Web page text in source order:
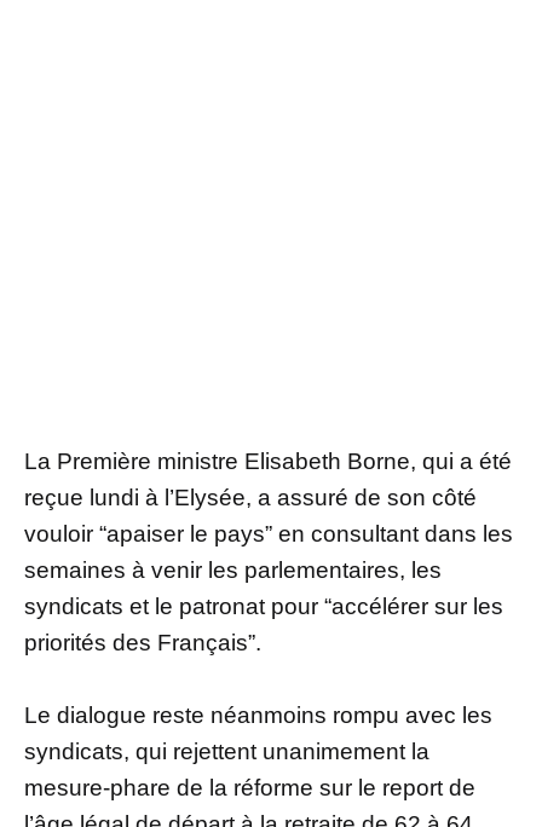
La Première ministre Elisabeth Borne, qui a été
reçue lundi à l’Elysée, a assuré de son côté
vouloir “apaiser le pays” en consultant dans les
semaines à venir les parlementaires, les
syndicats et le patronat pour “accélérer sur les
priorités des Français”.
Le dialogue reste néanmoins rompu avec les
syndicats, qui rejettent unanimement la
mesure-phare de la réforme sur le report de